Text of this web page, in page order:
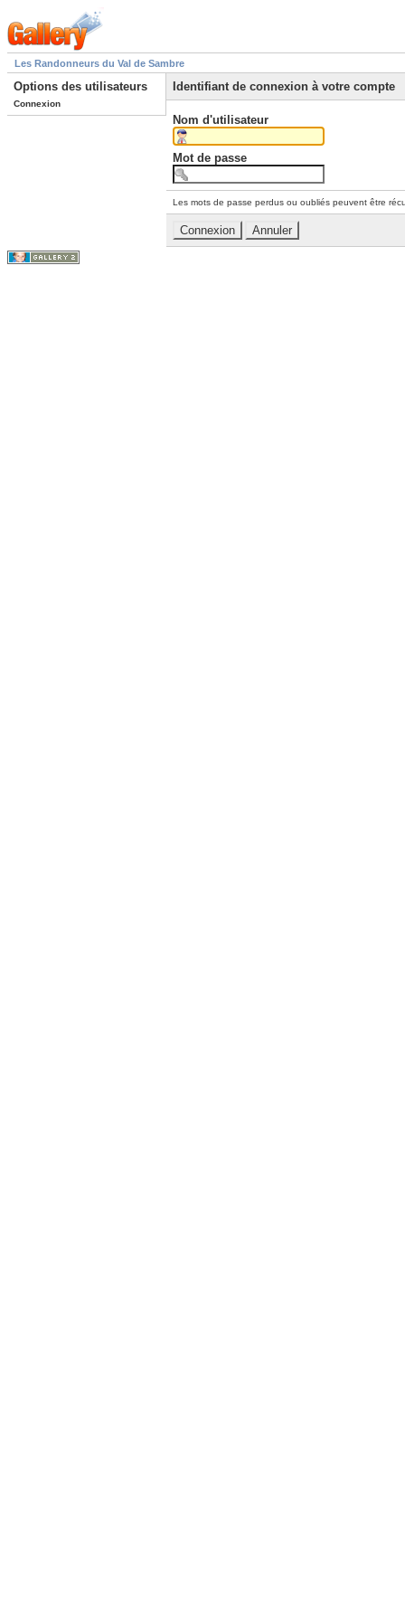
Les Randonneurs du Val de Sambre
Options des utilisateurs
Connexion
Identifiant de connexion à votre compte
Nom d'utilisateur
Mot de passe
Les mots de passe perdus ou oubliés peuvent être